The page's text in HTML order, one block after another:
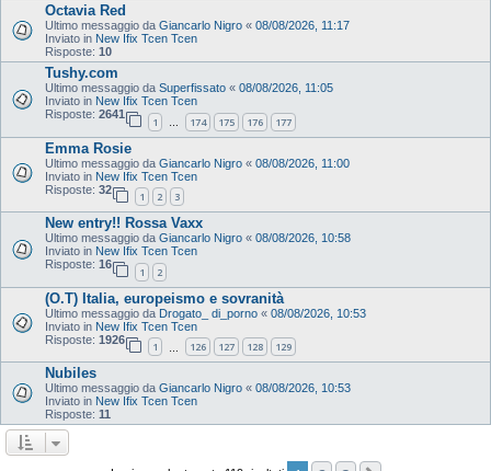
Octavia Red
Ultimo messaggio da Giancarlo Nigro « 08/08/2026, 11:17
Inviato in New Ifix Tcen Tcen
Risposte: 10
Tushy.com
Ultimo messaggio da Superfissato « 08/08/2026, 11:05
Inviato in New Ifix Tcen Tcen
Risposte: 2641
1 … 174 175 176 177
Emma Rosie
Ultimo messaggio da Giancarlo Nigro « 08/08/2026, 11:00
Inviato in New Ifix Tcen Tcen
Risposte: 32
1 2 3
New entry!! Rossa Vaxx
Ultimo messaggio da Giancarlo Nigro « 08/08/2026, 10:58
Inviato in New Ifix Tcen Tcen
Risposte: 16
1 2
(O.T) Italia, europeismo e sovranità
Ultimo messaggio da Drogato_ di_porno « 08/08/2026, 10:53
Inviato in New Ifix Tcen Tcen
Risposte: 1926
1 126 127 128 129
Nubiles
Ultimo messaggio da Giancarlo Nigro « 08/08/2026, 10:53
Inviato in New Ifix Tcen Tcen
Risposte: 11